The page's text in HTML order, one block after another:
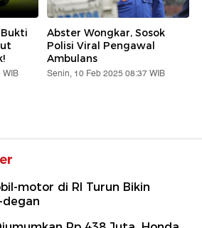
Bukti
Abster Wongkar, Sosok
Polisi Viral Pengawal
Ambulans
Senin, 10 Feb 2025 08:37 WIB
motor di RI Turun Bikin
degan